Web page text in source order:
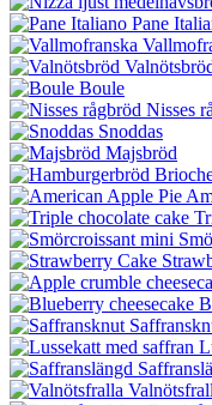
Pane
Boule
Nisses
Snoddas
Majsbröd